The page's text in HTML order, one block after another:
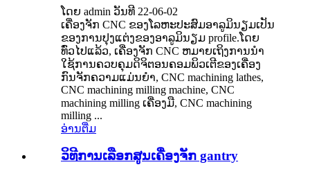
ໂດຍ admin ວັນທີ 22-06-02
ເຄື່ອງຈັກ CNC ຂອງໂລຫະປະສົມອາລູມິນຽມເປັນ
ຂອງການປຸງແຕ່ງຂອງອາລູມິນຽມ profile.ໂດຍ
ທົ່ວໄປແລ້ວ, ເຄື່ອງຈັກ CNC ຫມາຍເຖິງການນໍາ
ໃຊ້ການຄວບຄຸມດິຈິຕອນຄອມພິວເຕີຂອງເຄື່ອງ
ກົນຈັກຄວາມແມ່ນຍໍາ, CNC machining lathes,
CNC machining milling machine, CNC
machining milling ເຄື່ອງມື, CNC machining
milling ...
ອ່ານ​ຕື່ມ
ວິທີການເລືອກສູນເຄື່ອງຈັກ gantry